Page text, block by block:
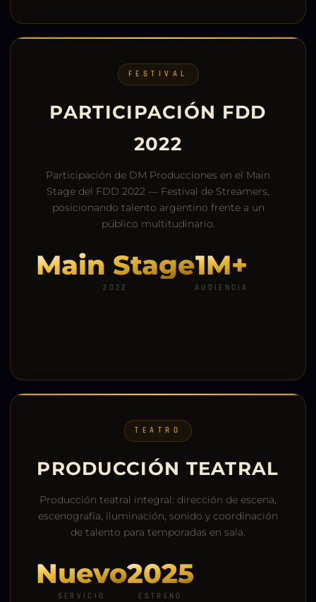
FESTIVAL
PARTICIPACIÓN FDD
2022
Participación de DM Producciones en el Main
Stage del FDD 2022 — Festival de Streamers,
posicionando talento argentino frente a un
público multitudinario.
Main Stage
2022
1M+
AUDIENCIA
TEATRO
PRODUCCIÓN TEATRAL
Producción teatral integral: dirección de escena,
escenografía, iluminación, sonido y coordinación
de talento para temporadas en sala.
Nuevo
SERVICIO
2025
ESTRENO